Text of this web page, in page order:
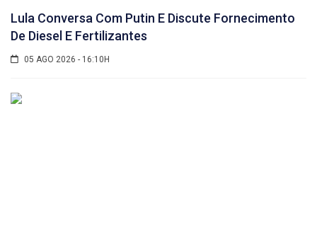
Lula Conversa Com Putin E Discute Fornecimento
De Diesel E Fertilizantes
05 AGO 2026 - 16:10H